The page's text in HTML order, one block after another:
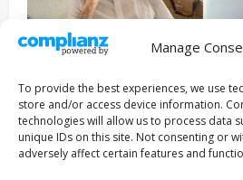
Manage
To provide the best experiences, we use
store and/or access device information.
technologies will allow us to process data
unique IDs on this site. Not consenting or
adversely affect certain features and
Entrevista Series
ENCUENTROS CON IVÁN URIEL
RIVEROLL
Filmakersmovie 5 mayo, 2026